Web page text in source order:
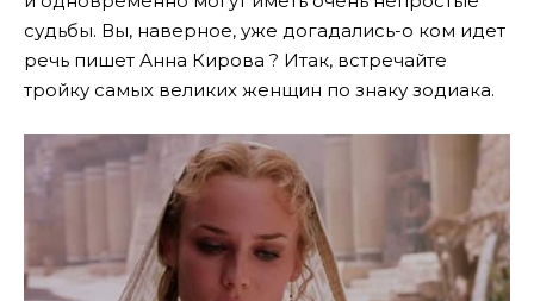
судьбы. Вы, наверное, уже догадались-о ком идет
речь пишет Анна Кирова ? Итак, встречайте
тройку самых великих женщин по знаку зодиака.